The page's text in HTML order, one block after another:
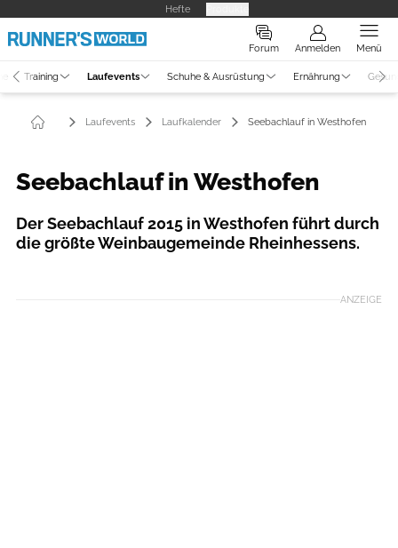
Hefte
Forum Anmelden Menü
Training Laufevents Schuhe & Ausrüstung Ernährung
Laufevents Laufkalender Seebachlauf in Westhofen
Seebachlauf in Westhofen
Der Seebachlauf 2015 in Westhofen führt durch
die größte Weinbaugemeinde Rheinhessens.
ANZEIGE